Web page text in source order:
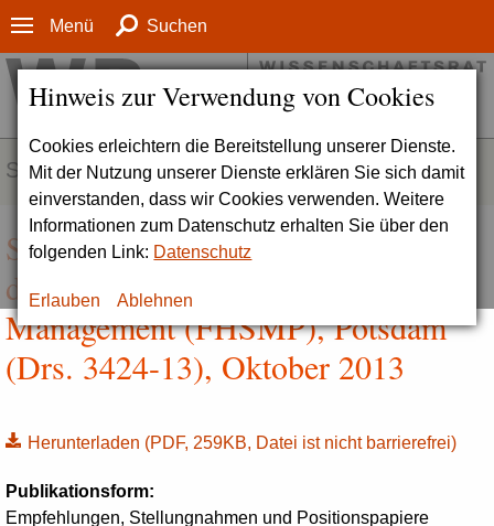
Hinweis zur Verwendung von Cookies
Cookies erleichtern die Bereitstellung unserer Dienste.
Mit der Nutzung unserer Dienste erklären Sie sich damit
einverstanden, dass wir Cookies verwenden. Weitere
Informationen zum Datenschutz erhalten Sie über den
folgenden Link: Datenschutz
Erlauben Ablehnen
Menü Suchen
SERVICE
Stellungnahme zur Akkreditierung
der Fachhochschule für Sport und
Management (FHSMP), Potsdam
(Drs. 3424-13), Oktober 2013
Herunterladen (PDF, 259KB, Datei ist nicht barrierefrei)
Publikationsform:
Empfehlungen, Stellungnahmen und Positionspapiere